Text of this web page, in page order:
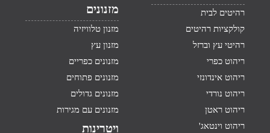
רהיטים לבית
קולקציות רהיטים
רהיטי עץ וברזל
ריהוט כפרי
ריהוט אינדונזי
ריהוט נורדי
ריהוט ראטן
ריהוט וינטאג'
מזנונים
מזנון טלוויזיה
מזנון עץ
מזנונים כפריים
מזנונים פתוחים
מזנונים גדולים
מזנונים עם מגירות
ויטרינות